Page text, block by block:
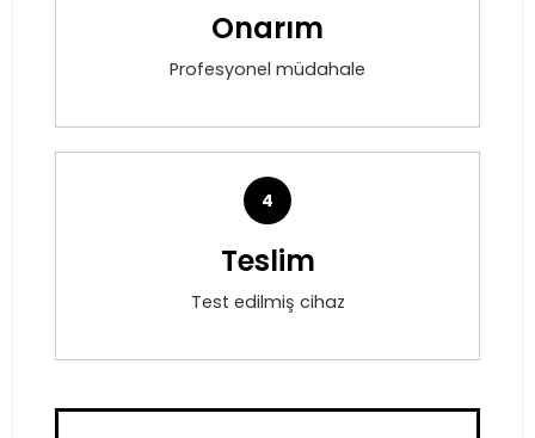
Onarım
Profesyonel müdahale
4
Teslim
Test edilmiş cihaz